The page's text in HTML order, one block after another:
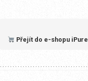
Přejít do e-shopu iPure